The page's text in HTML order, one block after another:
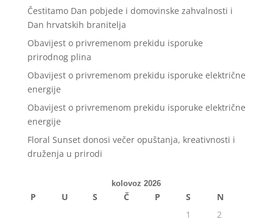
Čestitamo Dan pobjede i domovinske zahvalnosti i
Dan hrvatskih branitelja
Obavijest o privremenom prekidu isporuke
prirodnog plina
Obavijest o privremenom prekidu isporuke električne
energije
Obavijest o privremenom prekidu isporuke električne
energije
Floral Sunset donosi večer opuštanja, kreativnosti i
druženja u prirodi
kolovoz 2026
P U S Č P S
N
1
2